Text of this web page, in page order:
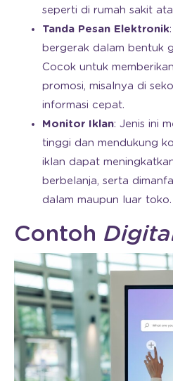
seperti di rumah sakit
Tanda Pesan Elektronik
bergerak dalam bentuk
Cocok untuk
promosi, misalnya di
informasi cepat.
Monitor Iklan: Jenis ini
tinggi dan mendukung
iklan dapat
berbelanja, serta
dalam maupun luar toko.
Contoh